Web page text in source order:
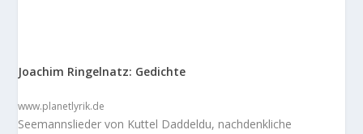
Joachim Ringelnatz: Gedichte
www.planetlyrik.de
Seemannslieder von Kuttel Daddeldu, nachdenkliche